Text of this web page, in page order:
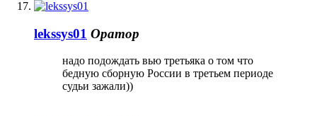
lekssys01 Оратор
надо подождать вью третьяка о том что
бедную сборную России в третьем периоде
судьи зажали))